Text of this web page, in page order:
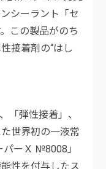
シーラント「セ
この製品がのち
接着剤の“はし
「弾性接着」、
世界初の一液常
ーＸ №8008」
性を付与したス